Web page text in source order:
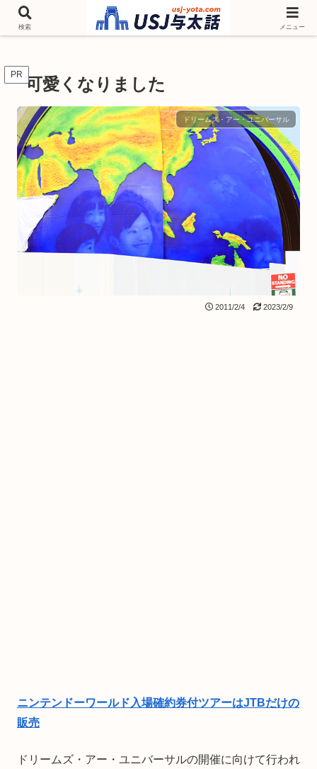
チケットやシーズンイベント ニンテンドーワールド アトラクションなどユニ
バを歩いて情報収集しています
PR 可愛くなりました
ドリームズ・アー・ユニバーサル
2011/2/4 2023/2/9
ニンテンドーワールド入場確約券付ツアーはJTBだけの
販売
ドリームズ・アー・ユニバーサルの開催に向けて行われ
検索 メニュー